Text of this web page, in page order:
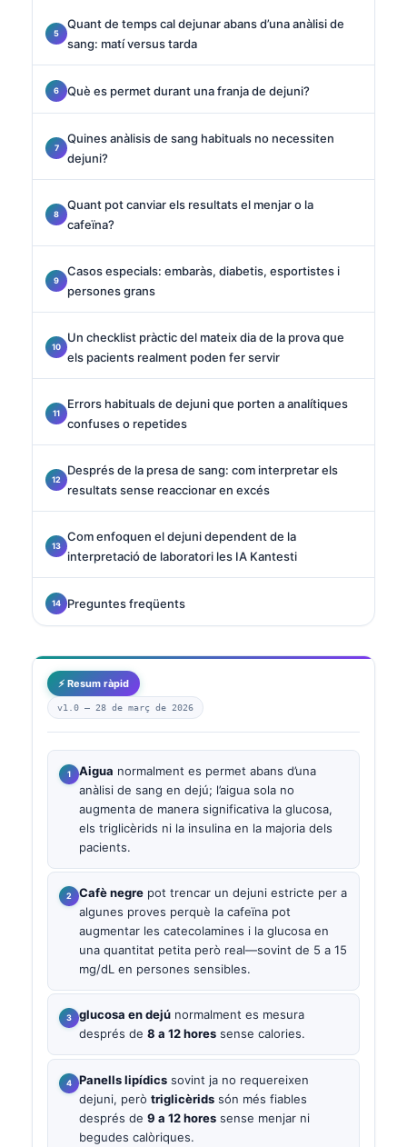
Quant de temps cal dejunar abans d’una anàlisi de
sang: matí versus tarda
Què es permet durant una franja de dejuni?
Quines anàlisis de sang habituals no necessiten
dejuni?
Quant pot canviar els resultats el menjar o la
cafeïna?
Casos especials: embaràs, diabetis, esportistes i
persones grans
Un checklist pràctic del mateix dia de la prova que
els pacients realment poden fer servir
Errors habituals de dejuni que porten a analítiques
confuses o repetides
Després de la presa de sang: com interpretar els
resultats sense reaccionar en excés
Com enfoquen el dejuni dependent de la
interpretació de laboratori les IA Kantesti
Preguntes freqüents
⚡ Resum ràpid
v1.0 — 28 de març de 2026
Aigua normalment es permet abans d’una
anàlisi de sang en dejú; l’aigua sola no
augmenta de manera significativa la glucosa,
els triglicèrids ni la insulina en la majoria dels
pacients.
Cafè negre pot trencar un dejuni estricte per a
algunes proves perquè la cafeïna pot
augmentar les catecolamines i la glucosa en
una quantitat petita però real—sovint de 5 a 15
mg/dL en persones sensibles.
glucosa en dejú normalment es mesura
després de 8 a 12 hores sense calories.
Panells lipídics sovint ja no requereixen
dejuni, però triglicèrids són més fiables
després de 9 a 12 hores sense menjar ni
begudes calòriques.